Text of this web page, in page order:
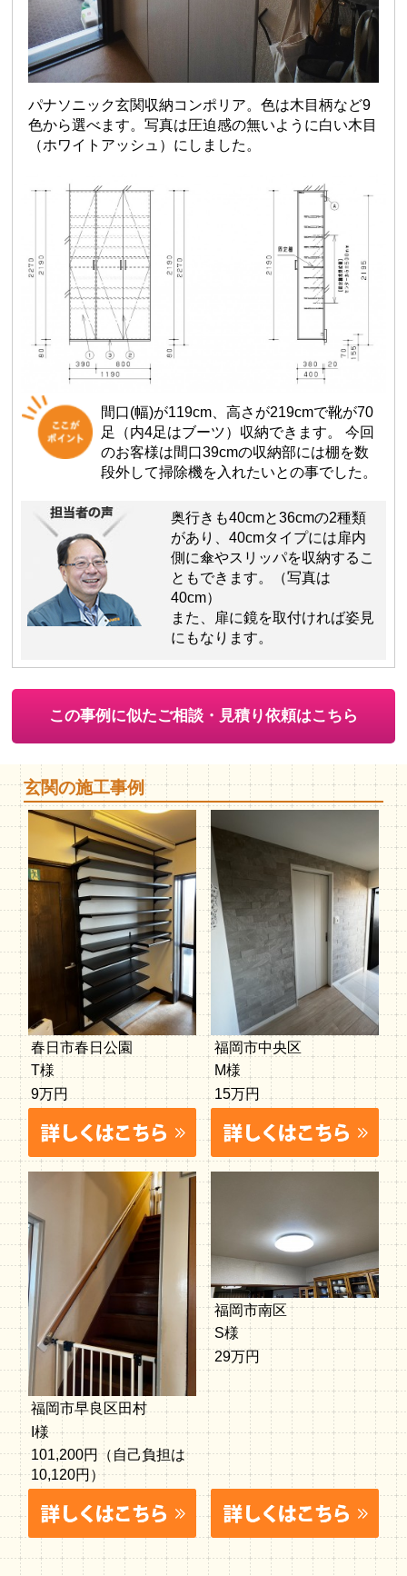
パナソニック玄関収納コンポリア。色は木目柄など9
色から選べます。写真は圧迫感の無いように白い木目
（ホワイトアッシュ）にしました。
間口(幅)が119cm、高さが219cmで靴が70
足（内4足はブーツ）収納できます。 今回
のお客様は間口39cmの収納部には棚を数
段外して掃除機を入れたいとの事でした。
奥行きも40cmと36cmの2種類
があり、40cmタイプには扉内
側に傘やスリッパを収納するこ
ともできます。（写真は
40cm）
また、扉に鏡を取付ければ姿見
にもなります。
この事例に似たご相談・見積り依頼はこちら
玄関の施工事例
春日市春日公園
T様
9万円
福岡市中央区
M様
15万円
福岡市早良区田村
I様
101,200円（自己負担は
10,120円）
福岡市南区
S様
29万円